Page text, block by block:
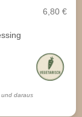
6,80 €
daraus